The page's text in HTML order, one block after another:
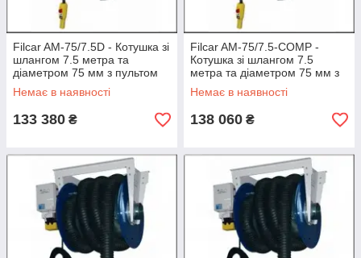
Filcar AM-75/7.5D - Котушка зі
шлангом 7.5 метра та
діаметром 75 мм з пультом
Немає в наявності
133 380 ₴
Filcar AM-75/7.5-COMP -
Котушка зі шлангом 7.5
метра та діаметром 75 мм з
пультом і наконечником BGT
Немає в наявності
138 060 ₴